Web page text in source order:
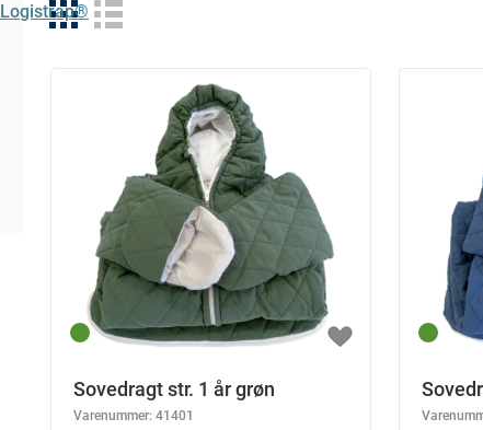
Logistrap®
Sovedragt str. 1 år grøn
Varenummer: 41401